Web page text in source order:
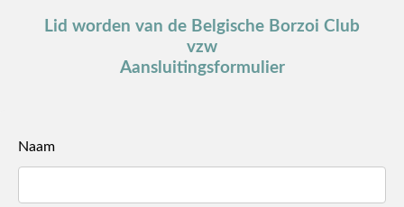
Lid worden van de Belgische Borzoi Club
vzw
Aansluitingsformulier
Naam